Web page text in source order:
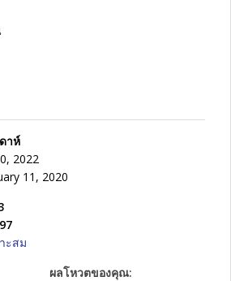
าห์
2022
11, 2020
ะสม
ผลโหวตของคุณ: